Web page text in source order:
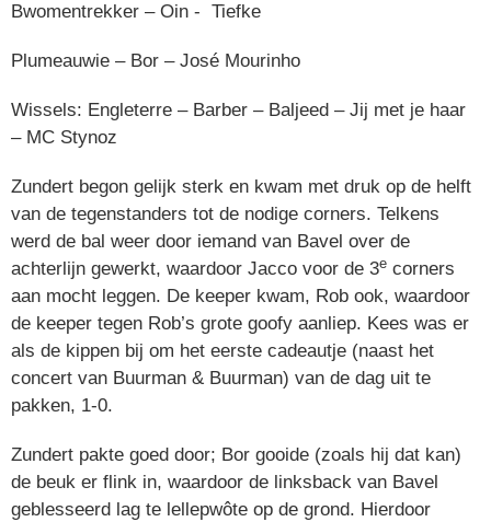
Bwomentrekker – Oin - Tiefke
Plumeauwie – Bor – José Mourinho
Wissels: Engleterre – Barber – Baljeed – Jij met je haar
– MC Stynoz
Zundert begon gelijk sterk en kwam met druk op de helft
van de tegenstanders tot de nodige corners. Telkens
werd de bal weer door iemand van Bavel over de
achterlijn gewerkt, waardoor Jacco voor de 3e corners
aan mocht leggen. De keeper kwam, Rob ook, waardoor
de keeper tegen Rob’s grote goofy aanliep. Kees was er
als de kippen bij om het eerste cadeautje (naast het
concert van Buurman & Buurman) van de dag uit te
pakken, 1-0.
Zundert pakte goed door; Bor gooide (zoals hij dat kan)
de beuk er flink in, waardoor de linksback van Bavel
geblesseerd lag te lellepwôte op de grond. Hierdoor